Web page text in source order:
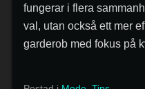
fungerar i flera
val, utan också ett mer
garderob med fokus på